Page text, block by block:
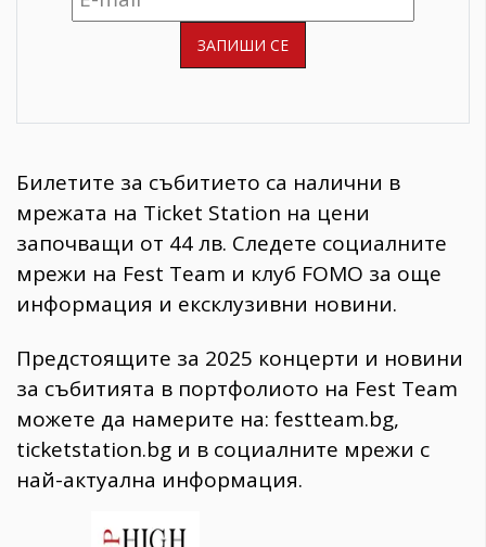
Билетите за събитието са налични в
мрежата на Ticket Station на цени
започващи от 44 лв. Следете социалните
мрежи на Fest Team и клуб FOMO за още
информация и ексклузивни новини.
Предстоящите за 2025 концерти и новини
за събитията в портфолиото на Fest Team
можете да намерите на: festteam.bg,
ticketstation.bg и в социалните мрежи с
най-актуална информация.